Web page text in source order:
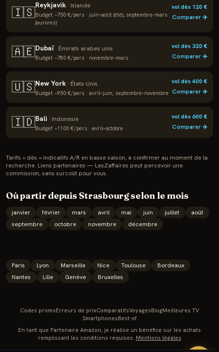
🇮🇸Reykjavik · Islande
Budget ~750 €/pers · juin–août (été), septembre–mars
(aurores)
vol dès 120€
Comparer ✈️
🇦🇪Dubaï· Émirats arabes unis
Budget ~780 €/pers · novembre–mars
vol dès320€
Comparer ✈️
🇺🇸New York · États-Unis
Budget ~950 €/pers · avril–juin, septembre–novembre
vol dès400€
Comparer ✈️
🇮🇩Bali · Indonésie
Budget ~1100 €/pers · avril–octobre
vol dès600€
Comparer ✈️
Tarifs « dès » indicatifs A/R en basse saison, à confirmer au moment de la
recherche. Liens partenaires — LesZaffaires peut percevoir une
commission, sans surcoût pour vous.
Où partir depuis Strasbourgselon le mois
janvier février mars avril mai juin juillet
août
septembre
octobre novembre décembre
Paris Lyon Marseille Nice Toulouse
Bordeaux
Nantes
Lille Genève Bruxelles
Codes promoErreurs de prixComparatifsVoyagesBlogMeilleures TV
SmartphonesBest-of
En tant que Partenaire Amazon, je réalise un bénéfice sur les achats
remplissant les conditions requises. Mentions légales